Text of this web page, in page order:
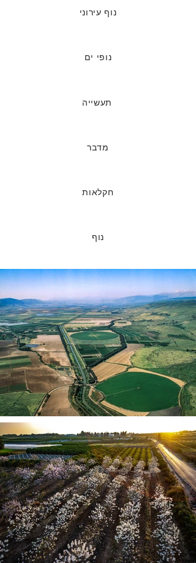
נוף עירוני
נופי ים
תעשייה
מדבר
חקלאות
נוף